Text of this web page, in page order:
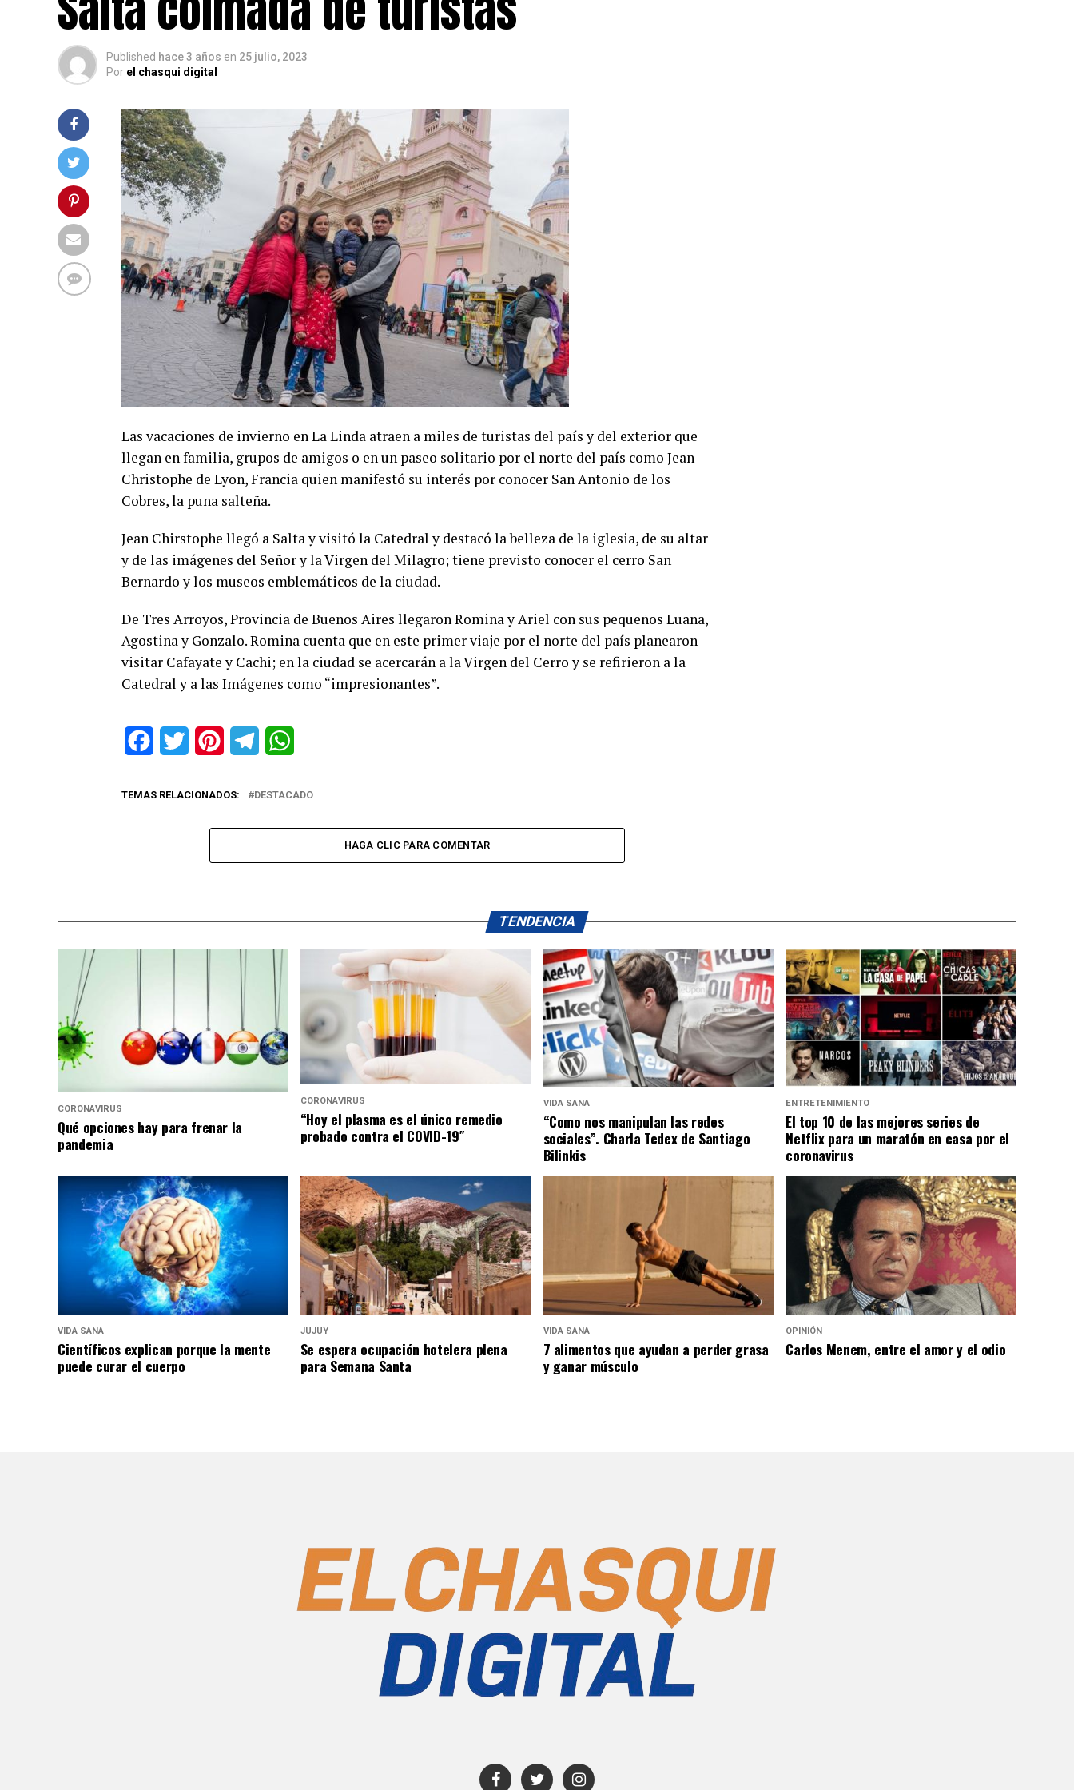
Published hace 3 años en 25 julio, 2023
Por el chasqui digital
Las vacaciones de invierno en La Linda atraen a miles de turistas del país y del exterior que
llegan en familia, grupos de amigos o en un paseo solitario por el norte del país como Jean
Christophe de Lyon, Francia quien manifestó su interés por conocer San Antonio de los
Cobres, la puna salteña.
Jean Chirstophe llegó a Salta y visitó la Catedral y destacó la belleza de la iglesia, de su altar
y de las imágenes del Señor y la Virgen del Milagro; tiene previsto conocer el cerro San
Bernardo y los museos emblemáticos de la ciudad.
De Tres Arroyos, Provincia de Buenos Aires llegaron Romina y Ariel con sus pequeños Luana,
Agostina y Gonzalo. Romina cuenta que en este primer viaje por el norte del país planearon
visitar Cafayate y Cachi; en la ciudad se acercarán a la Virgen del Cerro y se refirieron a la
Catedral y a las Imágenes como “impresionantes”.
FacebookTwitter PinterestTelegram
TEMAS RELACIONADOS: DESTACADO
HAGA CLIC PARA COMENTAR
TENDENCIA
CORONAVIRUS
Qué opciones hay para frenar la
pandemia
CORONAVIRUS
“Hoy el plasma es el único remedio
probado contra el COVID-19″
VIDA SANA
“Como nos manipulan las redes
sociales”. Charla Tedex de Santiago
Bilinkis
ENTRETENIMIENTO
El top 10 de las mejores series de
Netflix para un maratón en casa por el
coronavirus
VIDA SANA
Científicos explican porque la mente
puede curar el cuerpo
JUJUY
Se espera ocupación hotelera plena
para Semana Santa
VIDA SANA
7 alimentos que ayudan a perder grasa
y ganar músculo
OPINIÓN
Carlos Menem, entre el amor y el odio